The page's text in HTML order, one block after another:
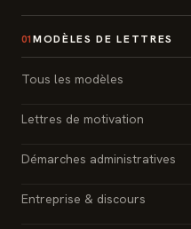
01 MODÈLES DE LETTRES
Tous les modèles
Lettres de motivation
Démarches administratives
Entreprise & discours